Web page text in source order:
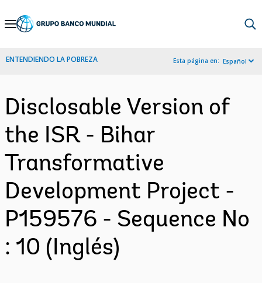
Skip
Navigation
ENTENDIENDO LA POBREZA Esta página en: Español
Disclosable Version of
the ISR - Bihar
Transformative
Development Project -
P159576 - Sequence No
: 10 (Inglés)